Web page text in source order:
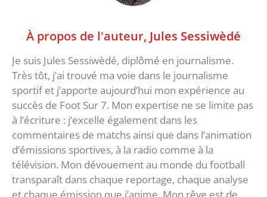
À propos de l'auteur, Jules Sessiwèdé
Je suis Jules Sessiwèdé, diplômé en journalisme.
Très tôt, j’ai trouvé ma voie dans le journalisme
sportif et j’apporte aujourd’hui mon expérience au
succès de Foot Sur 7. Mon expertise ne se limite pas
à l’écriture : j’excelle également dans les
commentaires de matchs ainsi que dans l’animation
d’émissions sportives, à la radio comme à la
télévision. Mon dévouement au monde du football
transparaît dans chaque reportage, chaque analyse